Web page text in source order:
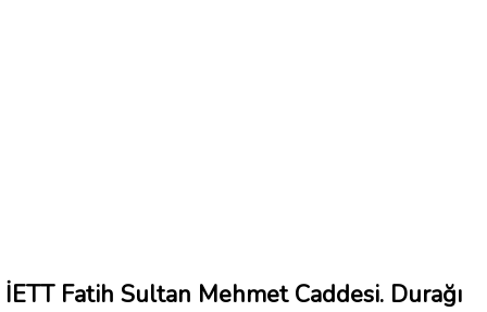
İETT Fatih Sultan Mehmet Caddesi. Durağı